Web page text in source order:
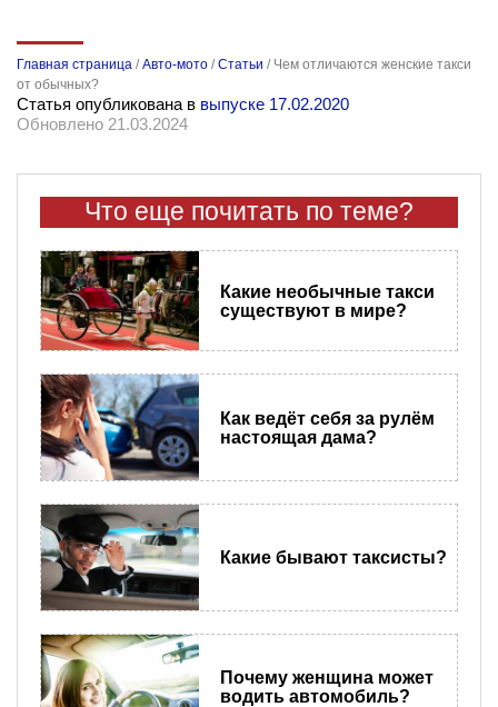
Главная страница /Авто-мото /Статьи / Чем отличаются женские такси
от обычных?
Статья опубликована в выпуске 17.02.2020
Обновлено 21.03.2024
Что еще почитать по теме?
Какие необычные такси
существуют в мире?
Как ведёт себя за рулём
настоящая дама?
Какие бывают таксисты?
Почему женщина может
водить автомобиль?